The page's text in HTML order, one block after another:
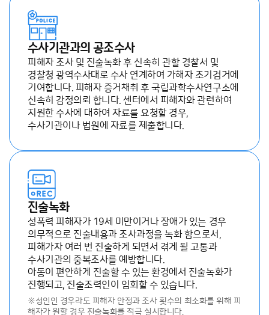
수사기관과의 공조수사
피해자 조사 및 진술녹화 후 신속히 관할 경찰서 및
경찰청 광역수사대로 수사 연계하여 가해자 조기검거에
기여합니다. 피해자 증거채취 후 국립과학수사연구소에
신속히 감정의뢰 합니다. 센터에서 피해자와 관련하여
지원한 수사에 대하여 자료를 요청할 경우,
수사기관이나 법원에 자료를 제출합니다.
진술녹화
성폭력 피해자가 19세 미만이거나 장애가 있는 경우
의무적으로 진술내용과 조사과정을 녹화 함으로서,
피해가자 여러 번 진술하게 되면서 겪게 될 고통과
수사기관의 중복조사를 예방합니다.
아동이 편안하게 진술할 수 있는 환경에서 진술녹화가
진행되고, 진술조력인이 임회할 수 있습니다.
※성인인 경우라도 피해자 안정과 조사 횟수의 최소화를 위해 피
해자가 원할 경우 진술녹화를 적극 실시합니다.